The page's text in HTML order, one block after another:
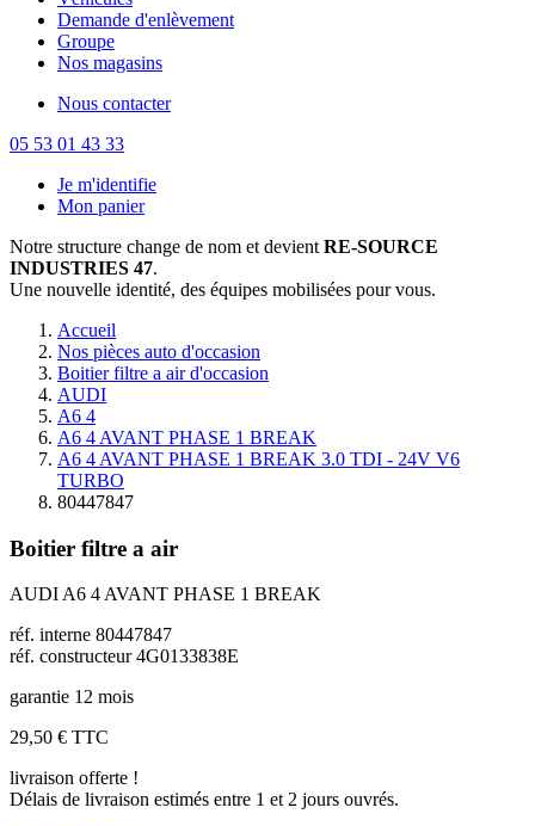
Demande d'enlèvement
Groupe
Nos magasins
Nous contacter
05 53 01 43 33
Je m'identifie
Mon panier
Notre structure change de nom et devient RE-SOURCE
INDUSTRIES 47.
Une nouvelle identité, des équipes mobilisées pour vous.
Accueil
Nos pièces auto d'occasion
Boitier filtre a air d'occasion
AUDI
A6 4
A6 4 AVANT PHASE 1 BREAK
A6 4 AVANT PHASE 1 BREAK 3.0 TDI - 24V V6
TURBO
80447847
Boitier filtre a air
AUDI A6 4 AVANT PHASE 1 BREAK
réf. interne 80447847
réf. constructeur 4G0133838E
garantie 12 mois
29,50 € TTC
livraison offerte !
Délais de livraison estimés entre 1 et 2 jours ouvrés.